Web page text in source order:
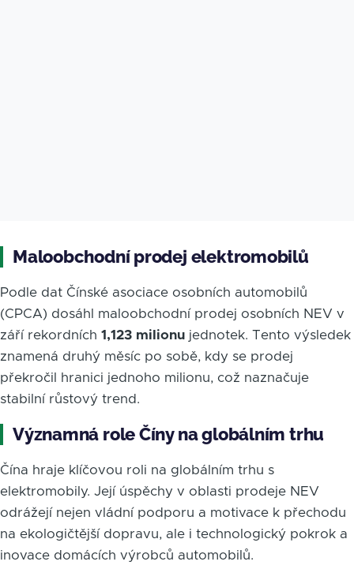
Maloobchodní prodej elektromobilů
Podle dat Čínské asociace osobních automobilů
(CPCA) dosáhl maloobchodní prodej osobních NEV v
září rekordních 1,123 milionu jednotek. Tento výsledek
znamená druhý měsíc po sobě, kdy se prodej
překročil hranici jednoho milionu, což naznačuje
stabilní růstový trend.
Významná role Číny na globálním trhu
Čína hraje klíčovou roli na globálním trhu s
elektromobily. Její úspěchy v oblasti prodeje NEV
odrážejí nejen vládní podporu a motivace k přechodu
na ekologičtější dopravu, ale i technologický pokrok a
inovace domácích výrobců automobilů.